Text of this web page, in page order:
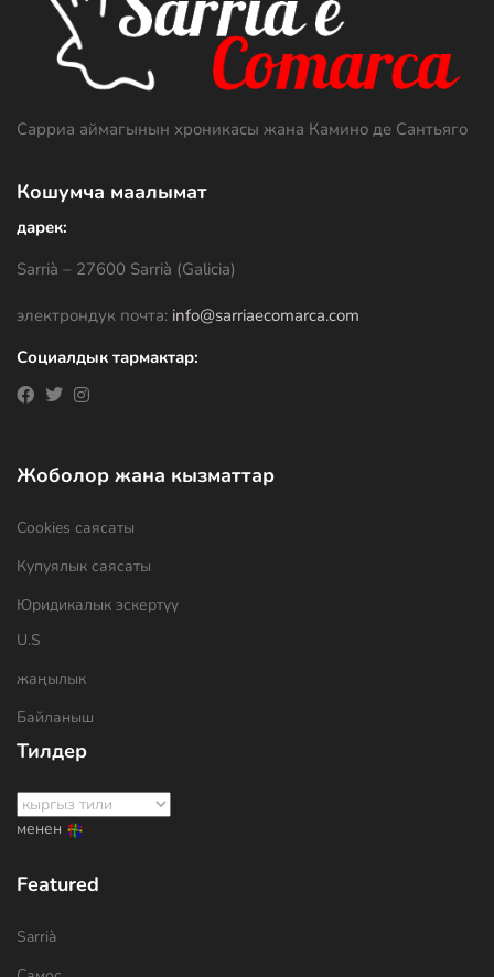
Сарриа аймагынын хроникасы жана Камино де Сантьяго
Кошумча маалымат
дарек:
Sarrià – 27600 Sarrià (Galicia)
электрондук почта: info@sarriaecomarca.com
Социалдык тармактар:
Жоболор жана кызматтар
Cookies саясаты
Купуялык саясаты
Юридикалык эскертүү
U.S
жаңылык
Байланыш
Тилдер
менен
Featured
Sarrià